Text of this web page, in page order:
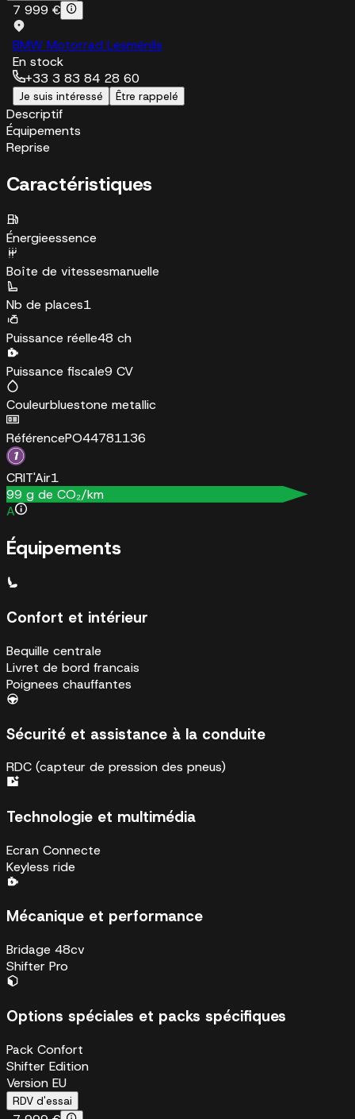
7 999 €
BMW Motorrad Lesménils
En stock
+33 3 83 84 28 60
Je suis intéressé Être rappelé
Descriptif
Équipements
Reprise
Caractéristiques
Énergieessence
Boîte de vitessesmanuelle
Nb de places1
Puissance réelle48 ch
Puissance fiscale9 CV
Couleurbluestone metallic
RéférencePO44781136
CRIT'Air1
99 g de CO₂/km
A
Équipements
Confort et intérieur
Bequille centrale
Livret de bord francais
Poignees chauffantes
Sécurité et assistance à la conduite
RDC (capteur de pression des pneus)
Technologie et multimédia
Ecran Connecte
Keyless ride
Mécanique et performance
Bridage 48cv
Shifter Pro
Options spéciales et packs spécifiques
Pack Confort
Shifter Edition
Version EU
RDV d'essai